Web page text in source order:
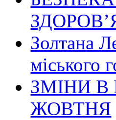
Золтана
міського
ЗМІНИ В
ЖОВТНЯ